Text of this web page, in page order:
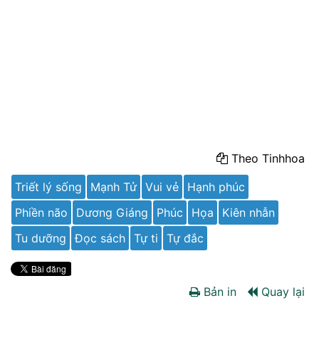
Theo Tinhhoa
Triết lý sống
Mạnh Tử Vui vẻ
Hạnh phúc
Phiền não
Dương Giáng Phúc Họa
Kiên nhẫn
Tu dưỡng
Đọc sách Tự ti Tự đắc
Bản in Quay lại